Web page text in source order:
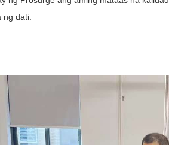
dati.